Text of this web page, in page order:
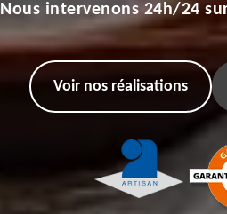
Nous intervenons 24h/24
Voir nos réalisations